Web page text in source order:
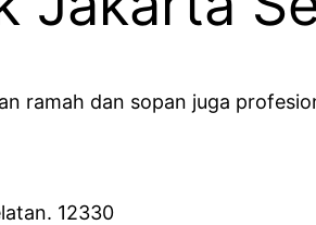
ramah dan sopan juga
12330